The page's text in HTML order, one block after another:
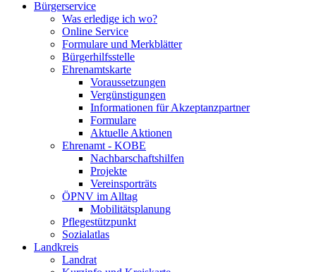
Bürgerservice
Was erledige ich wo?
Online Service
Formulare und Merkblätter
Bürgerhilfsstelle
Ehrenamtskarte
Voraussetzungen
Vergünstigungen
Informationen für Akzeptanzpartner
Formulare
Aktuelle Aktionen
Ehrenamt - KOBE
Nachbarschaftshilfen
Projekte
Vereinsporträts
ÖPNV im Alltag
Mobilitätsplanung
Pflegestützpunkt
Sozialatlas
Landkreis
Landrat